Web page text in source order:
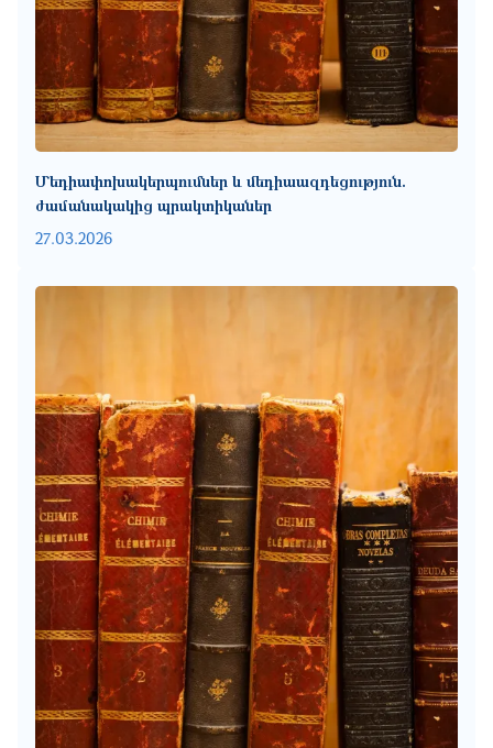
Մեդիափոխակերպումներ և մեդիաազդեցություն.
ժամանակակից պրակտիկաներ
27.03.2026